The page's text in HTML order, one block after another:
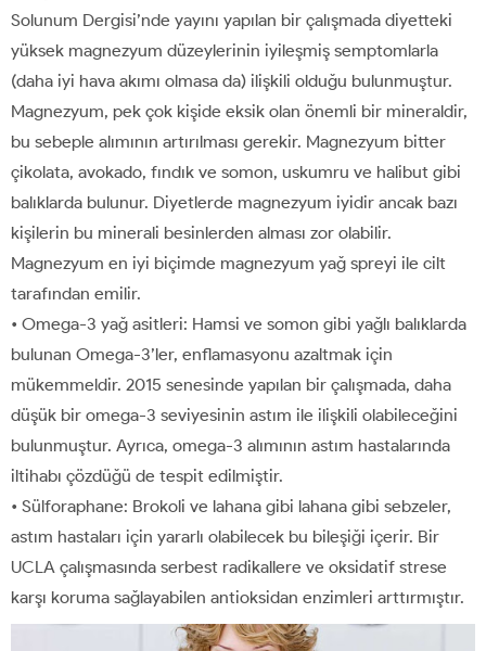
Solunum Dergisi’nde yayını yapılan bir çalışmada diyetteki
yüksek magnezyum düzeylerinin iyileşmiş semptomlarla
(daha iyi hava akımı olmasa da) ilişkili olduğu bulunmuştur.
Magnezyum, pek çok kişide eksik olan önemli bir mineraldir,
bu sebeple alımının artırılması gerekir. Magnezyum bitter
çikolata, avokado, fındık ve somon, uskumru ve halibut gibi
balıklarda bulunur. Diyetlerde magnezyum iyidir ancak bazı
kişilerin bu minerali besinlerden alması zor olabilir.
Magnezyum en iyi biçimde magnezyum yağ spreyi ile cilt
tarafından emilir.
• Omega-3 yağ asitleri: Hamsi ve somon gibi yağlı balıklarda
bulunan Omega-3’ler, enflamasyonu azaltmak için
mükemmeldir. 2015 senesinde yapılan bir çalışmada, daha
düşük bir omega-3 seviyesinin astım ile ilişkili olabileceğini
bulunmuştur. Ayrıca, omega-3 alımının astım hastalarında
iltihabı çözdüğü de tespit edilmiştir.
• Sülforaphane: Brokoli ve lahana gibi lahana gibi sebzeler,
astım hastaları için yararlı olabilecek bu bileşiği içerir. Bir
UCLA çalışmasında serbest radikallere ve oksidatif strese
karşı koruma sağlayabilen antioksidan enzimleri arttırmıştır.